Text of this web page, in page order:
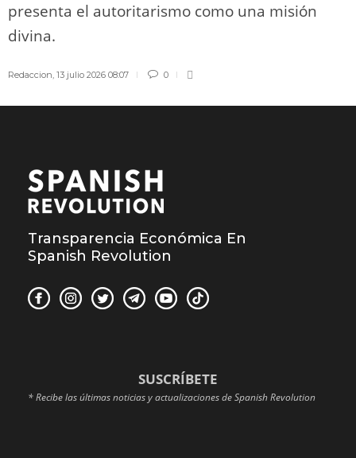
presenta el autoritarismo como una misión
divina.
Redaccion, 13 julio 2026 08:07 0
Transparencia Económica En
Spanish Revolution
SUSCRÍBETE
* Recibe las últimas noticias y actualizaciones de Spanish Revolution